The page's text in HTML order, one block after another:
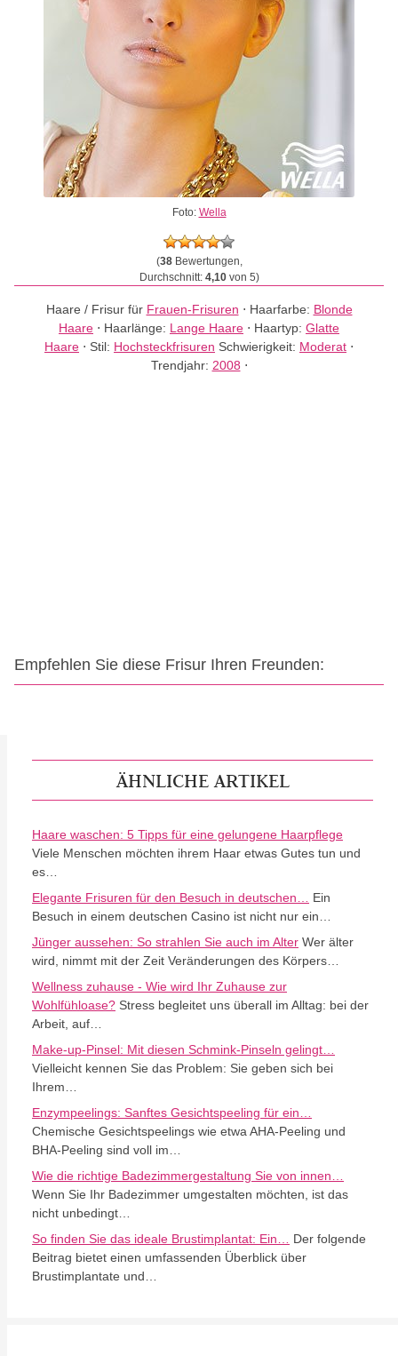
Foto: Wella
(38Bewertungen,
Durchschnitt: 4,10von 5)
Haare / Frisur für Frauen-Frisuren ⋅ Haarfarbe: Blonde
Haare ⋅ Haarlänge: Lange Haare ⋅ Haartyp: Glatte
Haare ⋅ Stil: Hochsteckfrisuren Schwierigkeit: Moderat ⋅
Trendjahr: 2008 ⋅
Empfehlen Sie diese Frisur Ihren Freunden:
ÄHNLICHE ARTIKEL
Haare waschen: 5 Tipps für eine gelungene Haarpflege
Viele Menschen möchten ihrem Haar etwas Gutes tun und
es…
Elegante Frisuren für den Besuch in deutschen…
Ein
Besuch in einem deutschen Casino ist nicht nur ein…
Jünger aussehen: So strahlen Sie auch im Alter Wer älter
wird, nimmt mit der Zeit Veränderungen des Körpers…
Wellness zuhause - Wie wird Ihr Zuhause zur
Wohlfühloase? Stress begleitet uns überall im Alltag: bei der
Arbeit, auf…
Make-up-Pinsel: Mit diesen Schmink-Pinseln gelingt…
Vielleicht kennen Sie das Problem: Sie geben sich bei
Ihrem…
Enzympeelings: Sanftes Gesichtspeeling für ein…
Chemische Gesichtspeelings wie etwa AHA-Peeling und
BHA-Peeling sind voll im…
Wie die richtige Badezimmergestaltung Sie von innen…
Wenn Sie Ihr Badezimmer umgestalten möchten, ist das
nicht unbedingt…
So finden Sie das ideale Brustimplantat: Ein…
Der folgende
Beitrag bietet einen umfassenden Überblick über
Brustimplantate und…